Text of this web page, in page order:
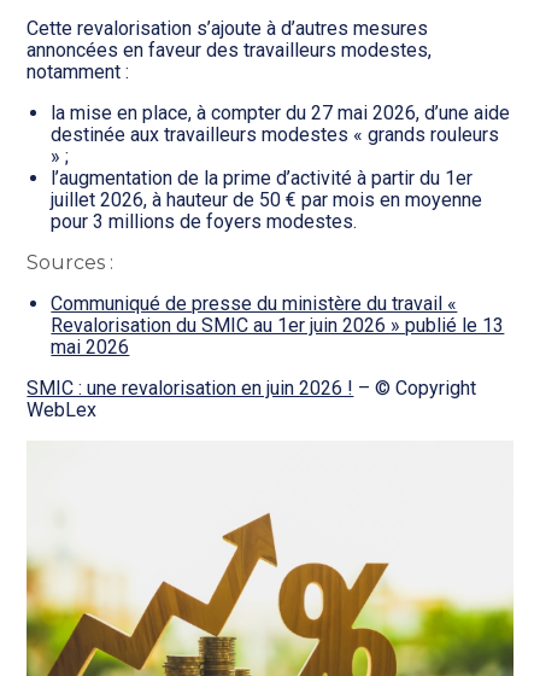
Cette revalorisation s’ajoute à d’autres mesures
annoncées en faveur des travailleurs modestes,
notamment :
la mise en place, à compter du 27 mai 2026, d’une aide
destinée aux travailleurs modestes « grands rouleurs
» ;
l’augmentation de la prime d’activité à partir du 1er
juillet 2026, à hauteur de 50 € par mois en moyenne
pour 3 millions de foyers modestes.
Sources :
Communiqué de presse du ministère du travail «
Revalorisation du SMIC au 1er juin 2026 » publié le 13
mai 2026
SMIC : une revalorisation en juin 2026 ! – © Copyright
WebLex